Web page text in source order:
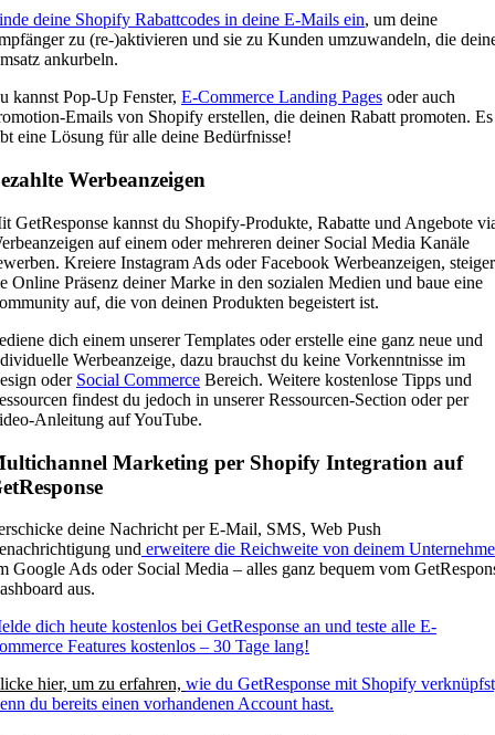
deine Shopify Rabattcodes in deine E-Mails ein, um deine
zu (re-)aktivieren und sie zu Kunden umzuwandeln, die
ankurbeln.
kannst Pop-Up Fenster, E-Commerce Landing Pages oder auch
Emails von Shopify erstellen, die deinen Rabatt promoten. Es
eine Lösung für alle deine Bedürfnisse!
Werbeanzeigen
GetResponse kannst du Shopify-Produkte, Rabatte und Angebote
auf einem oder mehreren deiner Social Media Kanäle
Kreiere Instagram Ads oder Facebook Werbeanzeigen,
Online Präsenz deiner Marke in den sozialen Medien und baue eine
auf, die von deinen Produkten begeistert ist.
dich einem unserer Templates oder erstelle eine ganz neue und
Werbeanzeige, dazu brauchst du keine Vorkenntnisse im
oder Social Commerce Bereich. Weitere kostenlose Tipps und
findest du jedoch in unserer Ressourcen-Section oder per
Anleitung auf YouTube.
Marketing per Shopify Integration auf
deine Nachricht per E-Mail, SMS, Web Push
und erweitere die Reichweite von deinem
Google Ads oder Social Media – alles ganz bequem vom
aus.
dich heute kostenlos bei GetResponse an und teste alle E-
Features kostenlos – 30 Tage lang!
hier, um zu erfahren, wie du GetResponse mit Shopify
du bereits einen vorhandenen Account hast.